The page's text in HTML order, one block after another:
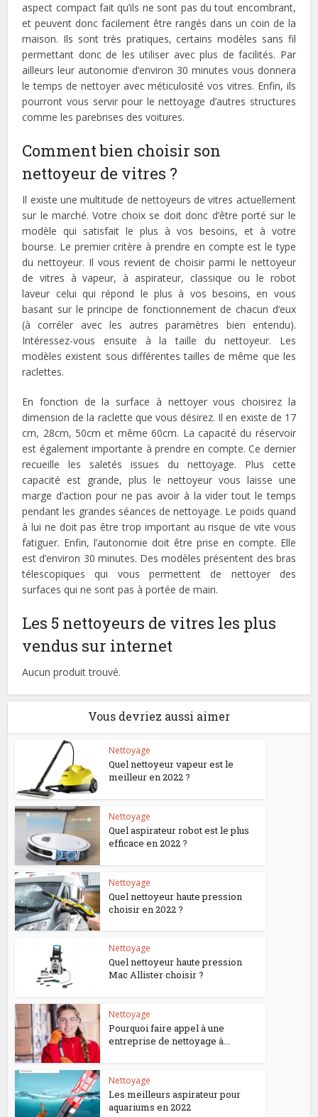
aspect compact fait qu’ils ne sont pas du tout encombrant,
et peuvent donc facilement être rangés dans un coin de la
maison. Ils sont très pratiques, certains modèles sans fil
permettant donc de les utiliser avec plus de facilités. Par
ailleurs leur autonomie d’environ 30 minutes vous donnera
le temps de nettoyer avec méticulosité vos vitres. Enfin, ils
pourront vous servir pour le nettoyage d’autres structures
comme les parebrises des voitures.
Comment bien choisir son
nettoyeur de vitres ?
Il existe une multitude de nettoyeurs de vitres actuellement
sur le marché. Votre choix se doit donc d’être porté sur le
modèle qui satisfait le plus à vos besoins, et à votre
bourse. Le premier critère à prendre en compte est le type
du nettoyeur. Il vous revient de choisir parmi le nettoyeur
de vitres à vapeur, à aspirateur, classique ou le robot
laveur celui qui répond le plus à vos besoins, en vous
basant sur le principe de fonctionnement de chacun d’eux
(à corréler avec les autres paramètres bien entendu).
Intéressez-vous ensuite à la taille du nettoyeur. Les
modèles existent sous différentes tailles de même que les
raclettes.
En fonction de la surface à nettoyer vous choisirez la
dimension de la raclette que vous désirez. Il en existe de 17
cm, 28cm, 50cm et même 60cm. La capacité du réservoir
est également importante à prendre en compte. Ce dernier
recueille les saletés issues du nettoyage. Plus cette
capacité est grande, plus le nettoyeur vous laisse une
marge d’action pour ne pas avoir à la vider tout le temps
pendant les grandes séances de nettoyage. Le poids quand
à lui ne doit pas être trop important au risque de vite vous
fatiguer. Enfin, l’autonomie doit être prise en compte. Elle
est d’environ 30 minutes. Des modèles présentent des bras
télescopiques qui vous permettent de nettoyer des
surfaces qui ne sont pas à portée de main.
Les 5 nettoyeurs de vitres les plus
vendus sur internet
Aucun produit trouvé.
Vous devriez aussi aimer
Nettoyage
Quel nettoyeur vapeur est le
meilleur en 2022 ?
Nettoyage
Quel aspirateur robot est le plus
efficace en 2022 ?
Nettoyage
Quel nettoyeur haute pression
choisir en 2022 ?
Nettoyage
Quel nettoyeur haute pression
Mac Allister choisir ?
Nettoyage
Pourquoi faire appel à une
entreprise de nettoyage à...
Nettoyage
Les meilleurs aspirateur pour
aquariums en 2022